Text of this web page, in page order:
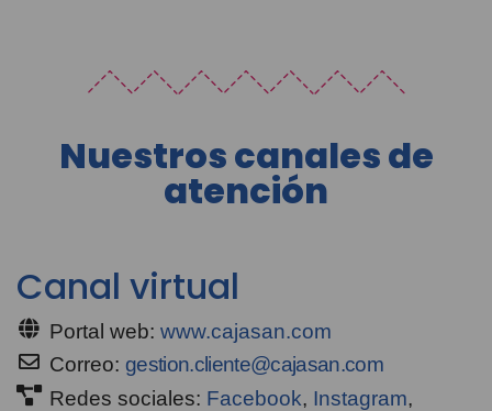
Nuestros canales de
atención
Canal virtual
Portal web: www.cajasan.com
Correo: gestion.cliente@cajasan.com
Redes sociales: Facebook, Instagram,